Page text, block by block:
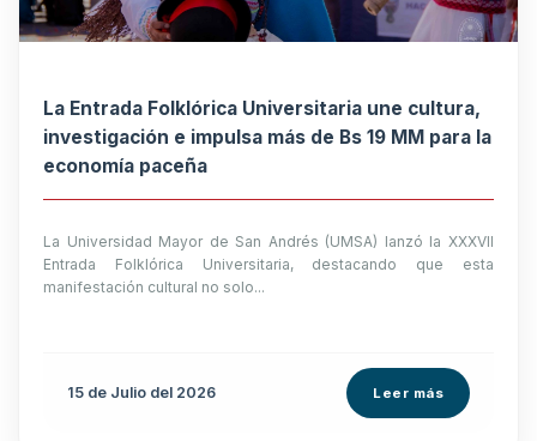
La Entrada Folklórica Universitaria une cultura,
investigación e impulsa más de Bs 19 MM para la
economía paceña
La Universidad Mayor de San Andrés (UMSA) lanzó la XXXVII
Entrada Folklórica Universitaria, destacando que esta
manifestación cultural no solo...
15 de Julio del 2026 Leer más